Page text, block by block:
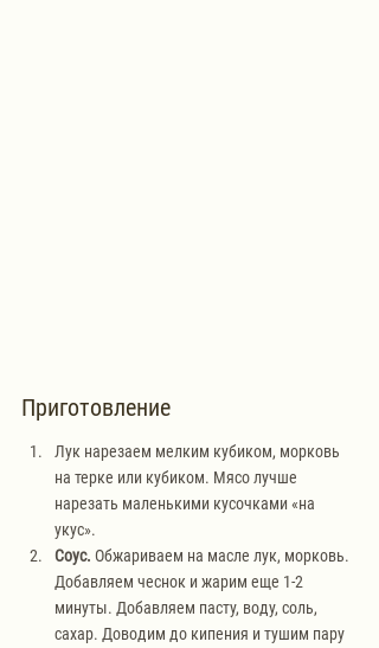
Приготовление
Лук нарезаем мелким кубиком, морковь
на терке или кубиком. Мясо лучше
нарезать маленькими кусочками «на
укус».
Соус. Обжариваем на масле лук, морковь.
Добавляем чеснок и жарим еще 1-2
минуты. Добавляем пасту, воду, соль,
сахар. Доводим до кипения и тушим пару